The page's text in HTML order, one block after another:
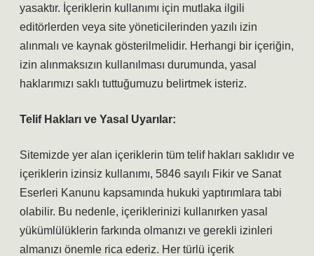
yasaktır. İçeriklerin kullanımı için mutlaka ilgili
editörlerden veya site yöneticilerinden yazılı izin
alınmalı ve kaynak gösterilmelidir. Herhangi bir içeriğin,
izin alınmaksızın kullanılması durumunda, yasal
haklarımızı saklı tuttuğumuzu belirtmek isteriz.
Telif Hakları ve Yasal Uyarılar:
Sitemizde yer alan içeriklerin tüm telif hakları saklıdır ve
içeriklerin izinsiz kullanımı, 5846 sayılı Fikir ve Sanat
Eserleri Kanunu kapsamında hukuki yaptırımlara tabi
olabilir. Bu nedenle, içeriklerinizi kullanırken yasal
yükümlülüklerin farkında olmanızı ve gerekli izinleri
almanızı önemle rica ederiz. Her türlü içerik